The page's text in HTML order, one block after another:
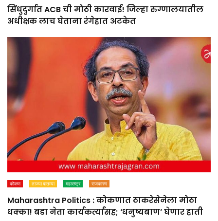
सिंधुदुर्गात ACB ची मोठी कारवाई! जिल्हा रुग्णालयातील
अधीक्षक लाच घेताना रंगेहात अटकेत
कोकण ताज्या बातम्या महाराष्ट्र राजकारण
Maharashtra Politics : कोकणात ठाकरेसेनेला मोठा
धक्का! बडा नेता कार्यकर्त्यांसह; ‘धनुष्यबाण’ घेणार हाती